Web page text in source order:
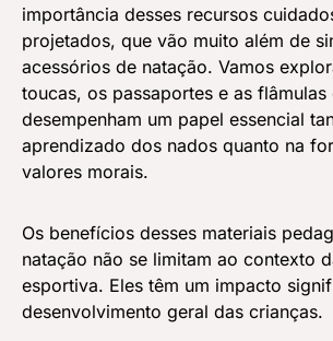
importância desses recursos
projetados, que vão muito além de
acessórios de natação. Vamos
toucas, os passaportes e as flâmulas
desempenham um papel essencial
aprendizado dos nados quanto na
valores morais.
Os benefícios desses materiais
natação não se limitam ao contexto
esportiva. Eles têm um impacto
desenvolvimento geral das crianças.